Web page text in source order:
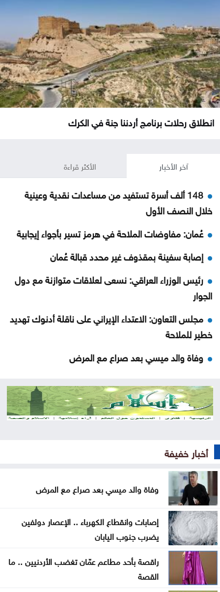
انطلاق رحلات برنامج أردننا جنة في الكرك
آخر الأخبار الأكثر قراءة
148 ألف أسرة تستفيد من مساعدات نقدية وعينية
خلال النصف الأول
عُمان: مفاوضات الملاحة في هرمز تسير بأجواء إيجابية
إصابة سفينة بمقذوف غير محدد قبالة عُمان
رئيس الوزراء العراقي: نسعى لعلاقات متوازنة مع دول
الجوار
مجلس التعاون: الاعتداء الإيراني على ناقلة أدنوك تهديد
خطير للملاحة
وفاة والد ميسي بعد صراع مع المرض
المحتاجة
متعافٍ من الكريستال يحذر: الإدمان يدمر الإنسان
مجلس الأمن يعقد جلسة بشأن الضفة الغربية الثلاثاء
الترخيص المتنقل المسائي للمركبات في برقش الأحد
الحكومة تعلن بدء أعمال تصميم تلفريك عمّان
الأردن يدين الهجوم الإيراني على ناقلة إماراتية في هرمز
حماس تؤكد استعدادها لتنفيذ اتفاق غزة شرط التزام
إسرائيل به
أخبار خفيفة
وفاة والد ميسي بعد صراع مع المرض
إصابات وانقطاع الكهرباء .. الإعصار دولفين
يضرب جنوب اليابان
راقصة بأحد مطاعم عمّان تغضب الأردنيين .. ما
القصة